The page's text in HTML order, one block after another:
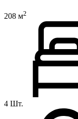
208 м2
4 Шт.